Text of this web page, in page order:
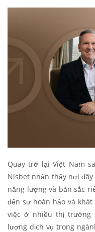
Quay trở lại Việt Nam
Nisbet nhận thấy nơi đây
năng lượng và bản sắc
đến sự hoàn hảo và
việc ở nhiều thị trường
lượng dịch vụ trong